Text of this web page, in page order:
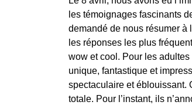
les témoignages fascinants
demandé de nous résumer à
les réponses les plus
wow et cool. Pour les
unique, fantastique et
spectaculaire et éblouissant.
totale. Pour l’instant, ils